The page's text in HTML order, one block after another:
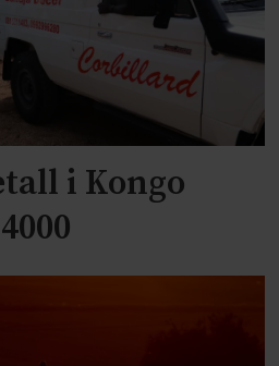
i Kongo